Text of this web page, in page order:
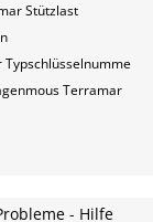
Stützlast
Terramar
- Hilfe